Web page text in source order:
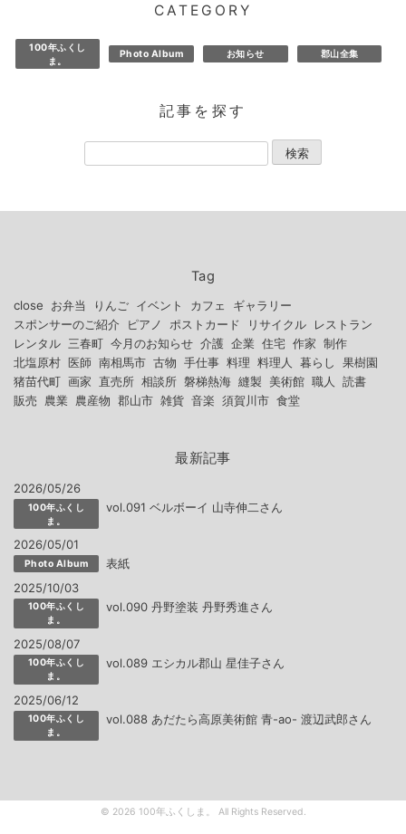
CATEGORY
100年ふくし
ま。
Photo Album お知らせ 郡山全集
記事を探す
Tag
close お弁当 りんご イベント カフェ
ギャラリー
スポンサーのご紹介
ピアノ ポストカード リサイクル
レストラン
レンタル 三春町 今月のお知らせ 介護 企業 住宅 作家 制作
北塩原村 医師 南相馬市 古物 手仕事 料理 料理人 暮らし
果樹園
猪苗代町 画家 直売所 相談所 磐梯熱海 縫製 美術館 職人
読書
販売
農業 農産物 郡山市 雑貨 音楽 須賀川市 食堂
最新記事
2026/05/26
100年ふくし
ま。
vol.091 ベルボーイ 山寺伸二さん
2026/05/01
Photo Album
表紙
2025/10/03
100年ふくし
ま。
vol.090 丹野塗装 丹野秀進さん
2025/08/07
100年ふくし
ま。
vol.089 エシカル郡山 星佳子さん
2025/06/12
100年ふくし
ま。
vol.088 あだたら高原美術館 青-ao- 渡辺武郎さん
© 2026 100年ふくしま。 All Rights Reserved.